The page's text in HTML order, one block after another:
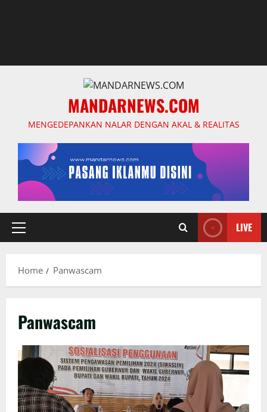
MANDARNEWS.COM
MENGEDEPANKAN NALAR DENGAN AKAL & REALITAS
Primary
LIVE
Home Panwascam
Panwascam